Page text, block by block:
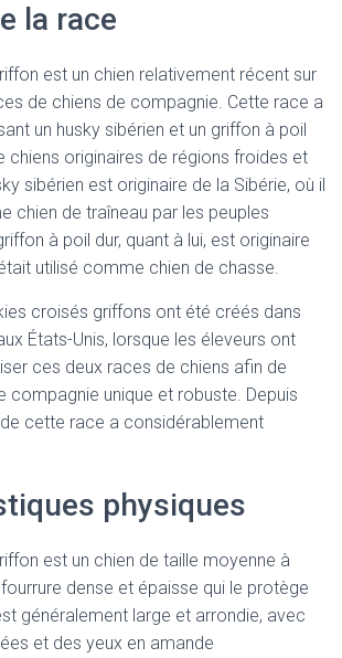
la race
est un chien relativement récent sur
de chiens de compagnie. Cette race a
un husky sibérien et un griffon à poil
chiens originaires de régions froides et
sibérien est originaire de la Sibérie, où il
chien de traîneau par les peuples
à poil dur, quant à lui, est originaire
utilisé comme chien de chasse.
croisés griffons ont été créés dans
États-Unis, lorsque les éleveurs ont
ces deux races de chiens afin de
compagnie unique et robuste. Depuis
cette race a considérablement
physiques
est un chien de taille moyenne à
dense et épaisse qui le protège
généralement large et arrondie, avec
et des yeux en amande